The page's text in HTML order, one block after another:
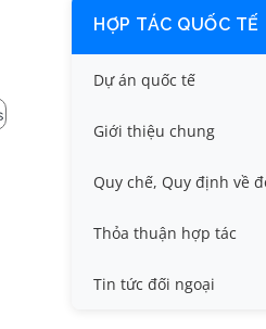
HỢP TÁC QUỐC TẾ
Dự án quốc tế
Giới thiệu chung
Quy chế, Quy định về
Thỏa thuận hợp tác
Tin tức đối ngoại